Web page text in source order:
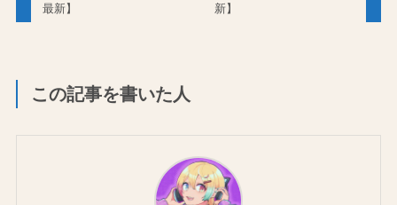
最新】
新】
この記事を書いた人